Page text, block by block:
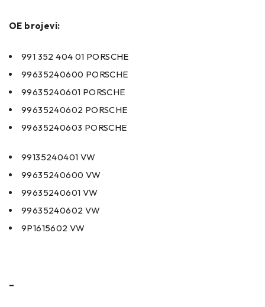
OE brojevi:
991 352 404 01 PORSCHE
99635240600 PORSCHE
99635240601 PORSCHE
99635240602 PORSCHE
99635240603 PORSCHE
99135240401 VW
99635240600 VW
99635240601 VW
99635240602 VW
9P1615602 VW
–